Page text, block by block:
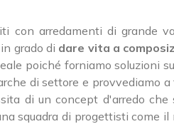
con arredamenti di grande
grado di dare vita a
poiché forniamo soluzioni
di settore e provvediamo
di un concept d'arredo
squadra di progettisti